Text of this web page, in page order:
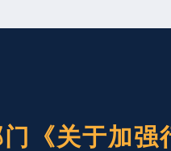
《关于加